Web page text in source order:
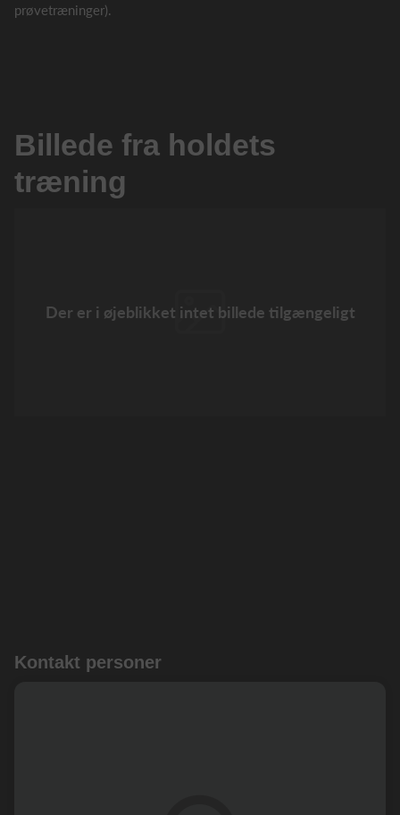
prøvetræninger).
Billede fra holdets
træning
Der er i øjeblikket intet billede tilgængeligt
Kontakt personer